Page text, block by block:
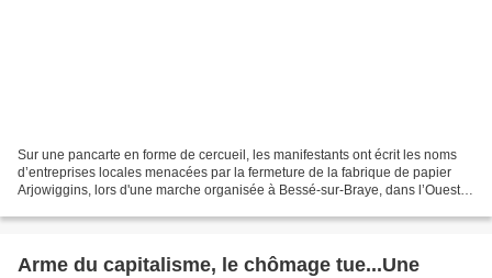
Sur une pancarte en forme de cercueil, les manifestants ont écrit les noms
d’entreprises locales menacées par la fermeture de la fabrique de papier
Arjowiggins, lors d'une marche organisée à Bessé-sur-Braye, dans l’Ouest
Arme du capitalisme, le chômage tue...Une